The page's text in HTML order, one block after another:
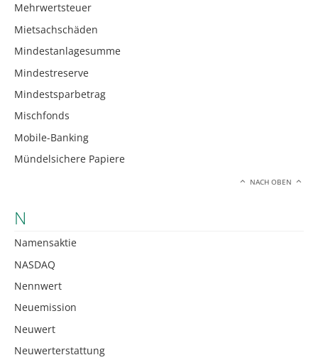
Mehrwertsteuer
Mietsachschäden
Mindestanlagesumme
Mindestreserve
Mindestsparbetrag
Mischfonds
Mobile-Banking
Mündelsichere Papiere
NACH OBEN
N
Namensaktie
NASDAQ
Nennwert
Neuemission
Neuwert
Neuwerterstattung